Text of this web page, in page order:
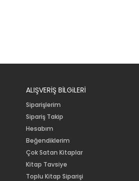
ALIŞVERİŞ BİLGiLERİ
Siparişlerim
Sipariş Takip
Hesabım
Beğendiklerim
Çok Satan Kitaplar
Kitap Tavsiye
Toplu Kitap Siparişi